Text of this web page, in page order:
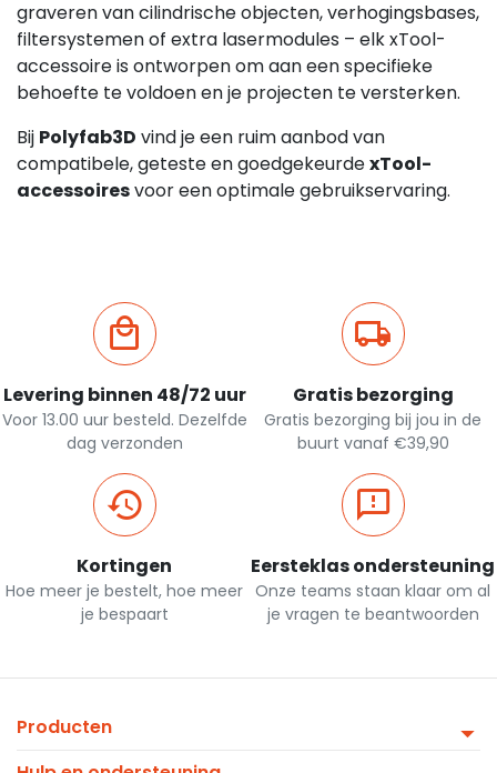
graveren van cilindrische objecten, verhogingsbases,
filtersystemen of extra lasermodules – elk xTool-
accessoire is ontworpen om aan een specifieke
behoefte te voldoen en je projecten te versterken.
Bij Polyfab3D vind je een ruim aanbod van
compatibele, geteste en goedgekeurdexTool-
accessoiresvoor een optimale gebruikservaring.
Levering binnen 48/72 uur
Voor 13.00 uur besteld. Dezelfde
dag verzonden
Gratis bezorging
Gratis bezorging bij jou in de
buurt vanaf €39,90
Kortingen
Hoe meer je bestelt, hoe meer
je bespaart
Eersteklas ondersteuning
Onze teams staan klaar om al
je vragen te beantwoorden
Producten